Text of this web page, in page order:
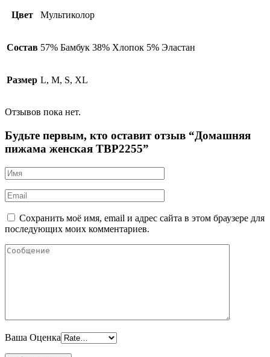
Цвет Мультиколор
Состав 57% Бамбук 38% Хлопок 5% Эластан
Размер L, M, S, XL
Отзывов пока нет.
Будьте первым, кто оставит отзыв “Домашняя
пижама женская TBP2255”
Сохранить моё имя, email и адрес сайта в этом браузере для
последующих моих комментариев.
Ваша Оценка